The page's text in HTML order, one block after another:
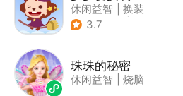
休闲益智
换装
| 儿童游戏
3.7
珠珠的秘密
休闲益智 烧脑